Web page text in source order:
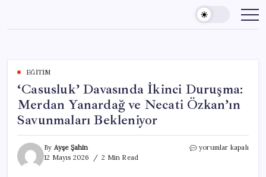
content
EĞITIM
‘Casusluk’ Davasında İkinci Duruşma:
Merdan Yanardağ ve Necati Özkan’ın
Savunmaları Bekleniyor
By Ayşe Şahin
12 Mayıs 2026
2 Min Read
‘Casusluk’
yorumlar kapalı